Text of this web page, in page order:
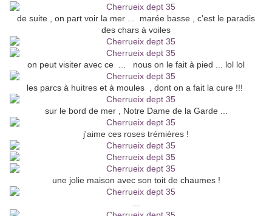
de suite , on part voir la mer ... marée basse , c'est le paradis
des chars à voiles
on peut visiter avec ce ... nous on le fait à pied ... lol lol
les parcs à huitres et à moules , dont on a fait la cure !!!
sur le bord de mer , Notre Dame de la Garde ...
j'aime ces roses trémières !
une jolie maison avec son toit de chaumes !